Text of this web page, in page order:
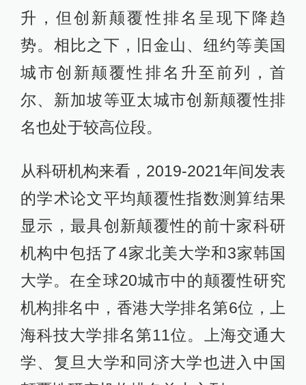
升，但创新颠覆性排名呈现下降趋
势。相比之下，旧金山、纽约等美国
城市创新颠覆性排名升至前列，首
尔、新加坡等亚太城市创新颠覆性排
名也处于较高位段。
从科研机构来看，2019-2021年间发表
的学术论文平均颠覆性指数测算结果
显示，最具创新颠覆性的前十家科研
机构中包括了4家北美大学和3家韩国
大学。在全球20城市中的颠覆性研究
机构排名中，香港大学排名第6位，上
海科技大学排名第11位。上海交通大
学、复旦大学和同济大学也进入中国